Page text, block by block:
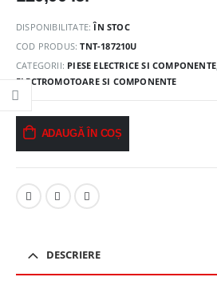
DISPONIBILITATE:ÎN STOC
COD PRODUS:TNT-187210U
CATEGORII: PIESE ELECTRICE SI COMPONENTE
ELECTROMOTOARE SI COMPONENTE
ADAUGĂ ÎN COȘ
DESCRIERE